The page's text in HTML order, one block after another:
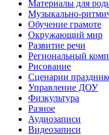
Материалы для
Музыкально-
Обучение грамоте
Окружающий мир
Развитие речи
Региональный
Рисование
Сценарии
Управление ДОУ
Физкультура
Разное
Аудиозаписи
Видеозаписи